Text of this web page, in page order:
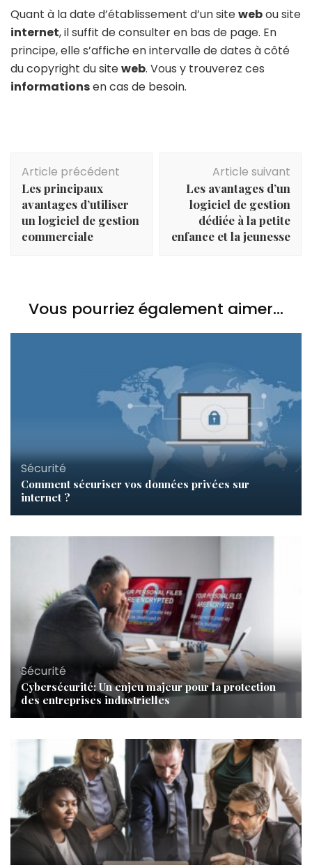
Quant à la date d’établissement d’un sitewebou site
internet, il suffit de consulter en bas de page. En
principe, elle s’affiche en intervalle de dates à côté
du copyright du siteweb. Vous y trouverez ces
informationsen cas de besoin.
d'article
Article précédent
Les principaux
avantages d’utiliser
un logiciel de gestion
commerciale
Article suivant
Les avantages d’un
logiciel de gestion
dédiée à la petite
enfance et la jeunesse
Vous pourriez également aimer...
Sécurité
Comment sécuriser vos données privées sur
internet ?
Sécurité
Cybersécurité: Un enjeu majeur pour la protection
des entreprises industrielles